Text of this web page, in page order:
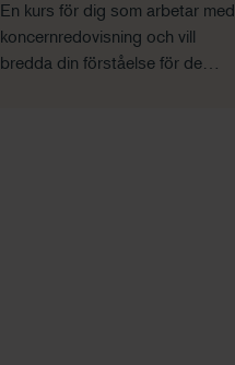
En kurs för dig som arbetar med
koncernredovisning och vill
bredda din förståelse för de